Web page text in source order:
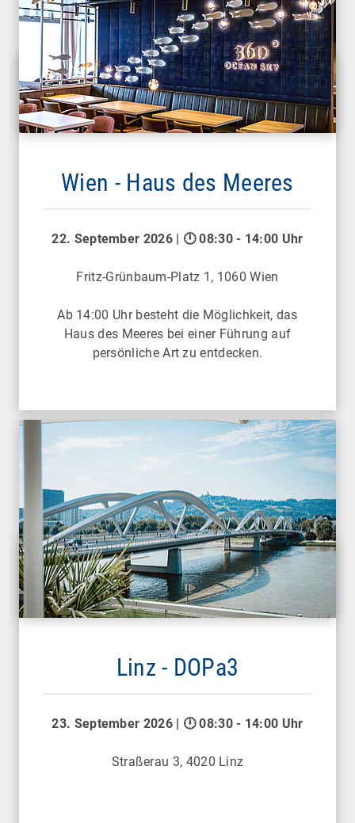
Wien - Haus des Meeres
22. September 2026 | 🕛 08:30 - 14:00 Uhr
Fritz-Grünbaum-Platz 1, 1060 Wien
Ab 14:00 Uhr besteht die Möglichkeit, das
Haus des Meeres bei einer Führung auf
persönliche Art zu entdecken.
Linz - DOPa3
23. September 2026 | 🕛 08:30 - 14:00 Uhr
Straßerau 3, 4020 Linz